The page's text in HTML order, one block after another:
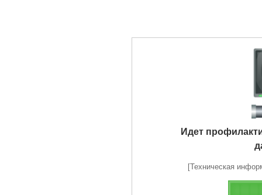
Идет
[Техническая